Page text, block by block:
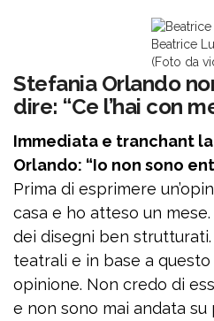
Beatrice
(Foto da
Stefania Orlando
dire: “Ce l’hai con
Immediata e tranchant
Orlando: “Io non sono
Prima di esprimere
casa e ho atteso un
dei disegni ben
teatrali e in base a
opinione. Non credo di
e non sono mai andata